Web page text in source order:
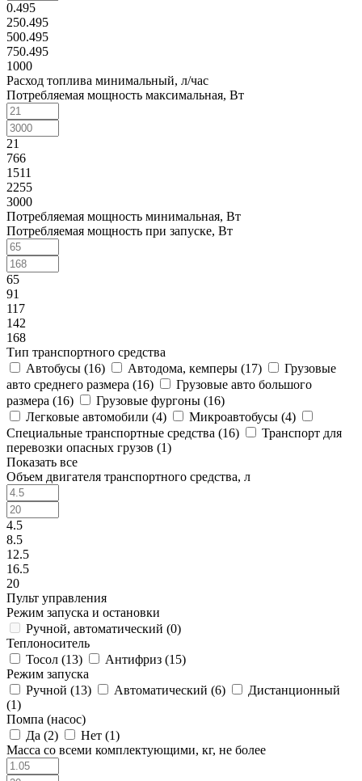
0.495
250.495
500.495
750.495
1000
Расход топлива минимальный, л/час
Потребляемая мощность максимальная, Вт
21
766
1511
2255
3000
Потребляемая мощность минимальная, Вт
Потребляемая мощность при запуске, Вт
65
91
117
142
168
Тип транспортного средства
Автобусы (16) Автодома, кемперы (17)
Грузовые
авто среднего размера (16)
Грузовые авто большого
размера (16) Грузовые фургоны (16)
Легковые автомобили (4) Микроавтобусы (4)
Специальные транспортные средства (16)
Транспорт для
перевозки опасных грузов (1)
Показать все
Объем двигателя транспортного средства, л
4.5
8.5
12.5
16.5
20
Пульт управления
Режим запуска и остановки
Ручной, автоматический (0)
Теплоноситель
Тосол (13) Антифриз (15)
Режим запуска
Ручной (13) Автоматический (6)
Дистанционный
(1)
Помпа (насос)
Да (2) Нет (1)
Масса со всеми комплектующими, кг, не более